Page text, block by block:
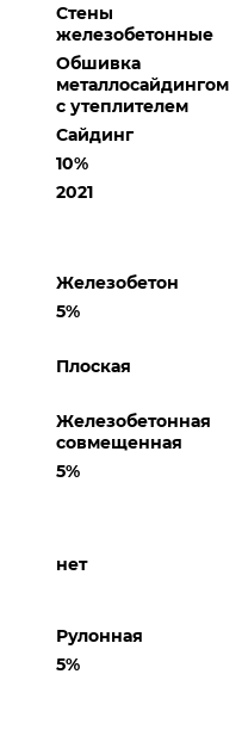
Стены
железобетонные
Обшивка
металлосайдингом
с утеплителем
Сайдинг
10%
2021
Железобетон
5%
Плоская
Железобетонная
совмещенная
5%
нет
Рулонная
5%